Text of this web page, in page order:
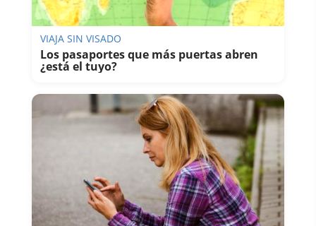
VIAJA SIN VISADO
Los pasaportes que más puertas abren
¿está el tuyo?